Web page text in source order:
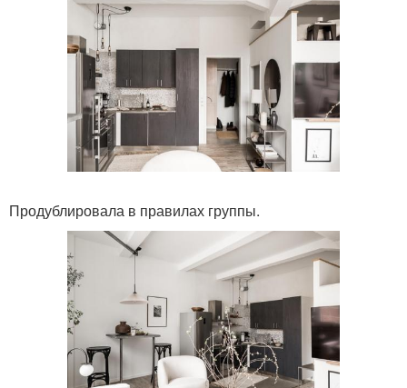
Продублировала в правилах группы.